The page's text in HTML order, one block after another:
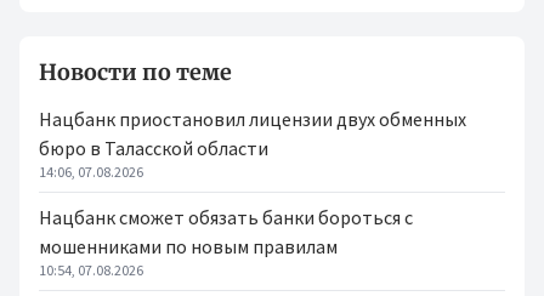
Новости по теме
Нацбанк приостановил лицензии двух обменных
бюро в Таласской области
14:06, 07.08.2026
Нацбанк сможет обязать банки бороться с
мошенниками по новым правилам
10:54, 07.08.2026